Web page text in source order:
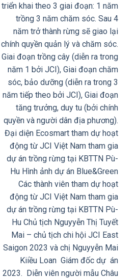
triển khai theo 3 giai đoạn: 1 năm
trồng 3 năm chăm sóc. Sau 4
năm trở thành rừng sẽ giao lại
chính quyền quản lý và chăm sóc.
Giai đoạn trồng cây (diễn ra trong
năm 1 bởi JCI), Giai đoạn chăm
sóc, bảo dưỡng (diễn ra trong 3
năm tiếp theo bởi JCI), Giai đoạn
tăng trưởng, duy tu (bởi chính
quyền và người dân địa phương).
Đại diện Ecosmart tham dự hoạt
động từ JCI Việt Nam tham gia
dự án trồng rừng tại KBTTN Pù-
Hu Hình ảnh dự án Blue&Green
Các thành viên tham dự hoạt
động từ JCI Việt Nam tham gia
dự án trồng rừng tại KBTTN Pù-
Hu Chủ tịch Nguyyễn Thị Tuyết
Mai – chủ tịch chi hội JCI East
Saigon 2023 và chị Nguyyễn Mai
Kiiều Loan Giám đốc dự án
2023. Diễn viên người mẫu Châu